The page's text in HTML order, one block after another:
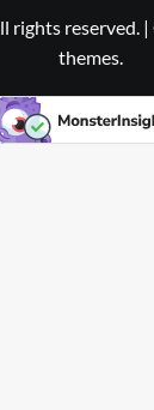
rights reserved. |
themes.